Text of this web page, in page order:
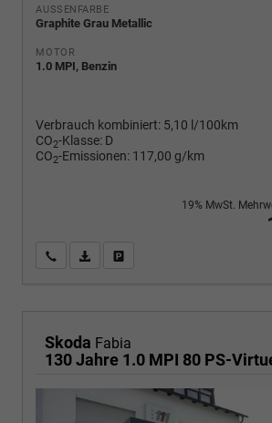
AUSSENFARBE
Graphite Grau Metallic
MOTOR
1.0 MPI, Benzin
Verbrauch kombiniert: 5,10 l/100km
CO2-Klasse: D
CO2-Emissionen: 117,00 g/km
19% MwSt.
Wir rufen Sie anPDF-Fahrzeugexposé drucken
Skoda Fabia